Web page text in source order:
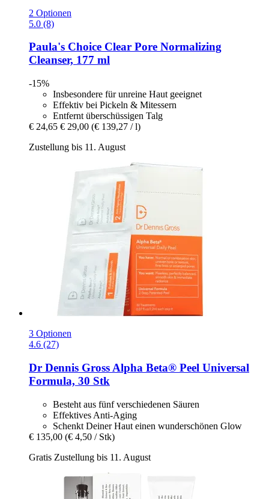
2 Optionen
5.0 (8)
Paula's Choice Clear Pore Normalizing
Cleanser, 177 ml
-15%
Insbesondere für unreine Haut geeignet
Effektiv bei Pickeln & Mitessern
Entfernt überschüssigen Talg
€ 24,65 € 29,00 (€ 139,27 / l)
Zustellung bis 11. August
3 Optionen
4.6 (27)
Dr Dennis Gross Alpha Beta® Peel Universal
Formula, 30 Stk
Besteht aus fünf verschiedenen Säuren
Effektives Anti-Aging
Schenkt Deiner Haut einen wunderschönen Glow
€ 135,00 (€ 4,50 / Stk)
Gratis Zustellung bis 11. August